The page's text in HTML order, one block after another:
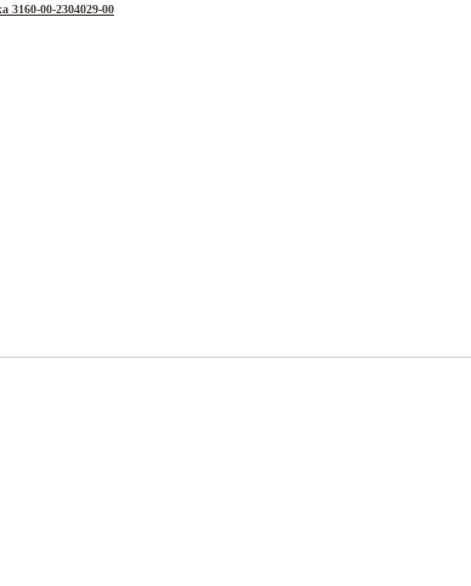
00-2304029-00